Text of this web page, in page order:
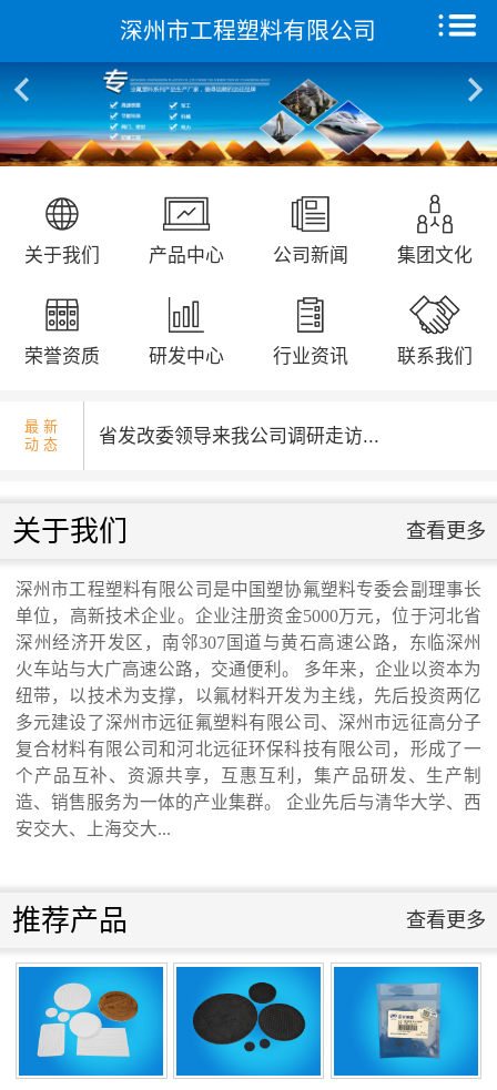
深州市工程塑料有限公司
关于我们 产品中心 公司新闻 集团文化
荣誉资质 研发中心 行业资讯 联系我们
最 新
动 态
核酸检测演练...
国庆升旗仪式...
省发改委领导来我公司调研走访...
交通运输行业标准《桥梁支座用高分子材料
滑板》 送审稿审查会在京召开...
河北省科学院与远征环保科技有限公司能源
式...
氟塑料行业兴氟沙龙...
关于我们 查看更多
深州市工程塑料有限公司是中国塑协氟塑料专委会副理事长
单位，高新技术企业。企业注册资金5000万元，位于河北省
深州经济开发区，南邻307国道与黄石高速公路，东临深州
火车站与大广高速公路，交通便利。 多年来，企业以资本为
纽带，以技术为支撑，以氟材料开发为主线，先后投资两亿
多元建设了深州市远征氟塑料有限公司、深州市远征高分子
复合材料有限公司和河北远征环保科技有限公司，形成了一
个产品互补、资源共享，互惠互利，集产品研发、生产制
造、销售服务为一体的产业集群。 企业先后与清华大学、西
安交大、上海交大...
推荐产品 查看更多
首页
关于我们
产品中心
远征研发中心
集团文化
新闻动态